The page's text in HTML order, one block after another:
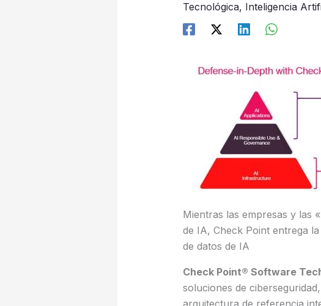
Tecnológica, Inteligencia
Mientras las empresas y las
de IA, Check Point entrega
de datos de IA
Check Point® Software
soluciones de